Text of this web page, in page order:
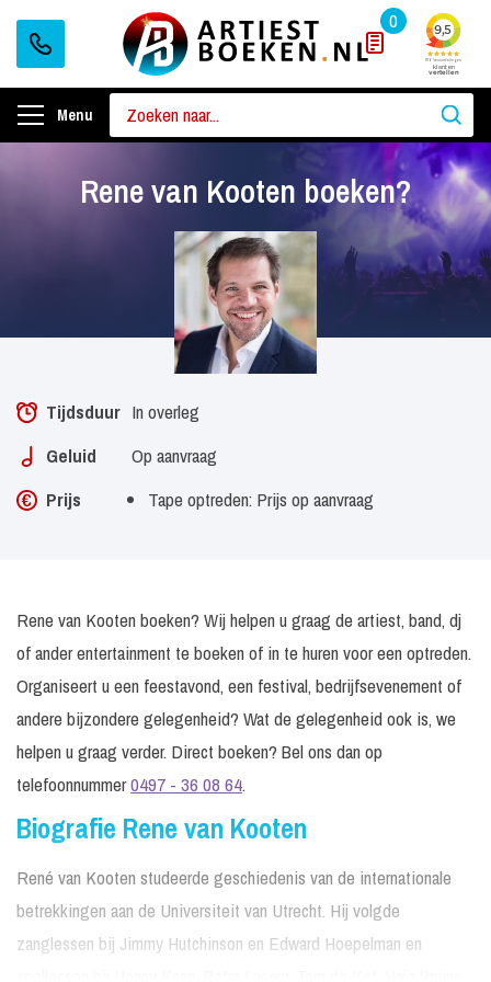
0
Menu
Rene van Kooten boeken?
Tijdsduur In overleg
Geluid
Op aanvraag
Prijs
Tape optreden: Prijs op aanvraag
Rene van Kooten boeken? Wij helpen u graag de artiest, band, dj
of ander entertainment te boeken of in te huren voor een optreden.
Organiseert u een feestavond, een festival, bedrijfsevenement of
andere bijzondere gelegenheid? Wat de gelegenheid ook is, we
helpen u graag verder. Direct boeken? Bel ons dan op
telefoonnummer0497 - 36 08 64.
Biografie Rene van Kooten
René van Kooten studeerde geschiedenis van de internationale
betrekkingen aan de Universiteit van Utrecht. Hij volgde
zanglessen bij Jimmy Hutchinson en Edward Hoepelman en